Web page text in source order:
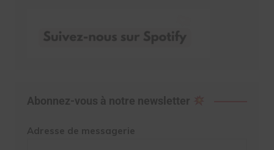
Abonnez-vous à notre newsletter
Adresse de messagerie